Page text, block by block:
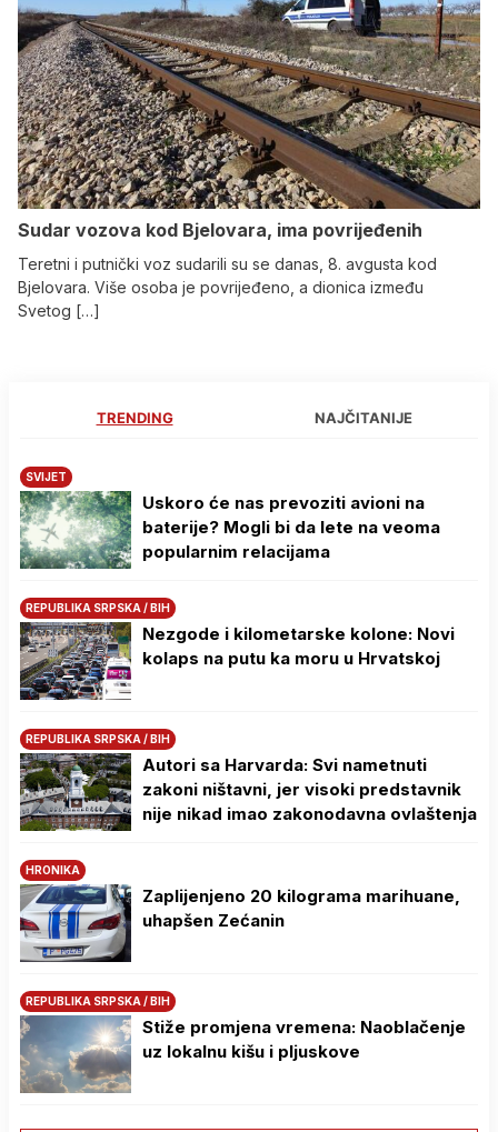
Sudar vozova kod Bjelovara, ima povrijeđenih
Teretni i putnički voz sudarili su se danas, 8. avgusta kod
Bjelovara. Više osoba je povrijeđeno, a dionica između
Svetog […]
TRENDING NAJČITANIJE
SVIJET
Uskoro će nas prevoziti avioni na
baterije? Mogli bi da lete na veoma
popularnim relacijama
REPUBLIKA SRPSKA / BIH
Nezgode i kilometarske kolone: Novi
kolaps na putu ka moru u Hrvatskoj
REPUBLIKA SRPSKA / BIH
Autori sa Harvarda: Svi nametnuti
zakoni ništavni, jer visoki predstavnik
nije nikad imao zakonodavna ovlaštenja
HRONIKA
Zaplijenjeno 20 kilograma marihuane,
uhapšen Zećanin
REPUBLIKA SRPSKA / BIH
Stiže promjena vremena: Naoblačenje
uz lokalnu kišu i pljuskove